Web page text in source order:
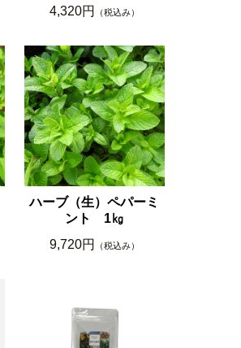
4,320円
（税込み）
ハーブ（生）ペパーミ
ント 1㎏
9,720円
（税込み）